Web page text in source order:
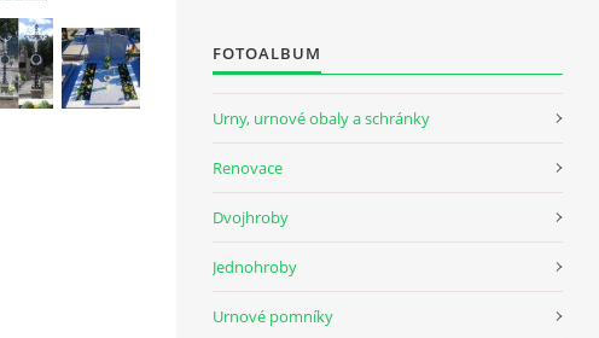
FOTOALBUM
Urny, urnové obaly a schránky
Renovace
Dvojhroby
Jednohroby
Urnové pomníky